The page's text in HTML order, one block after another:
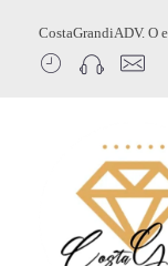
CostaGrandiADV. O